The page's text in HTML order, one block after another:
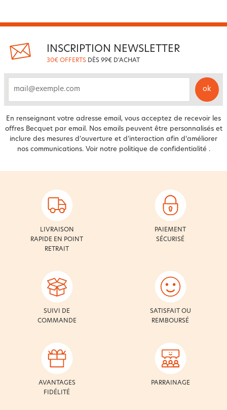
INSCRIPTION NEWSLETTER
30€ OFFERTS DÈS 99€ D'ACHAT
ok
En renseignant votre adresse email, vous acceptez de recevoir les
offres Becquet par email. Nos emails peuvent être personnalisés et
inclure des mesures d’ouverture et d’interaction afin d’améliorer
nos communications. Voir notre politique de confidentialité .
LIVRAISON
RAPIDE EN POINT
RETRAIT
PAIEMENT
SÉCURISÉ
SUIVI DE
COMMANDE
SATISFAIT OU
REMBOURSÉ
AVANTAGES
FIDÉLITÉ
PARRAINAGE